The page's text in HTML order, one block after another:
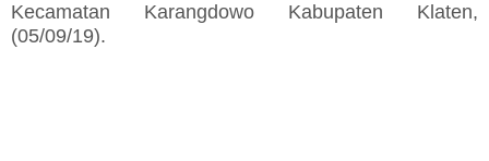
Kecamatan Karangdowo Kabupaten Klaten,
(05/09/19).